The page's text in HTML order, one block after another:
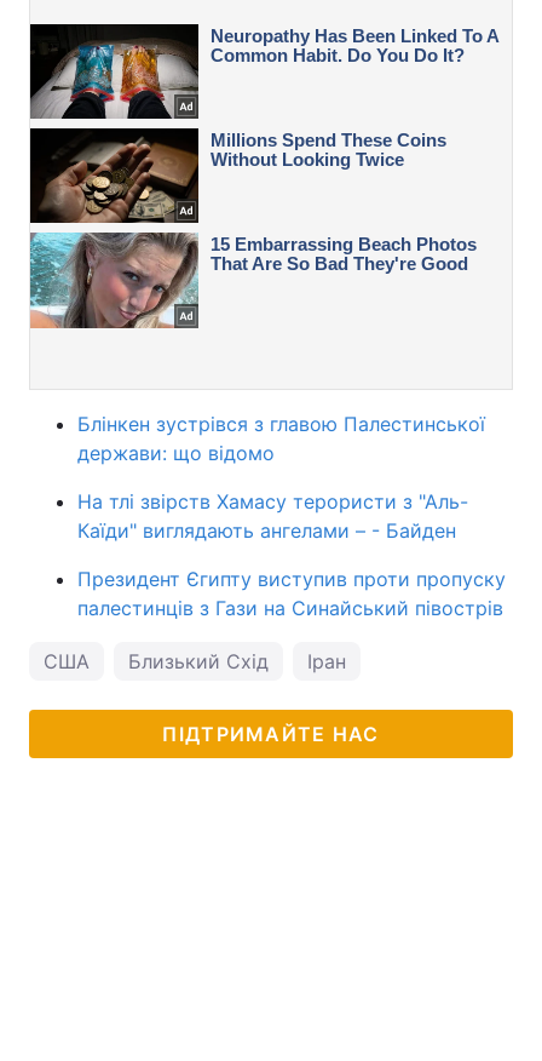
Блінкен зустрівся з главою Палестинської
держави: що відомо
На тлі звірств Хамасу терористи з "Аль-
Каїди" виглядають ангелами – - Байден
Президент Єгипту виступив проти пропуску
палестинців з Гази на Синайський півострів
США Близький Схід Іран
ПІДТРИМАЙТЕ НАС